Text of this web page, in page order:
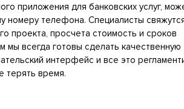
приложения для банковских услуг,
номеру телефона. Специалисты
проекта, просчета стоимость и сроков
мы всегда готовы сделать качественную
интерфейс и все это
терять время.